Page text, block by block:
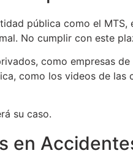
pública como el
No cumplir con este
como empresas
como los videos de las
su caso.
en